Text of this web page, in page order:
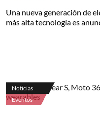
Una nueva generación de
más alta tecnología es
Noticias
Eventos